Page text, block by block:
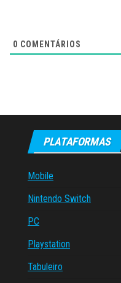
0 COMENTÁRIOS
PLATAFORMAS
Mobile
Nintendo Switch
PC
Playstation
Tabuleiro